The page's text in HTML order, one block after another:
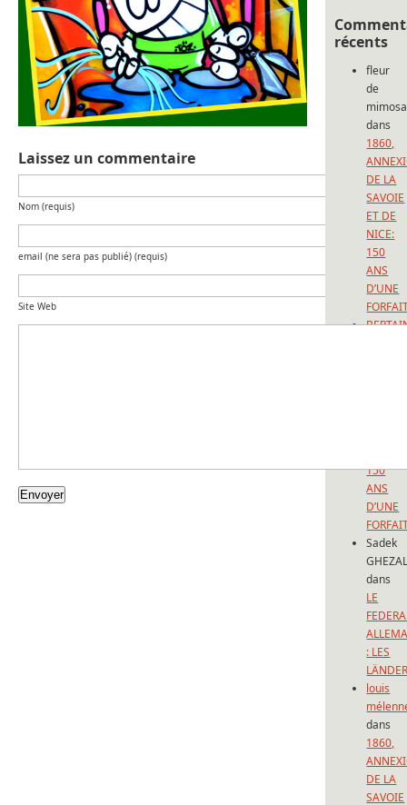
Laissez un commentaire
Nom (requis)
email (ne sera pas publié) (requis)
Site Web
récents
fleur
de
mimosa
dans
1860,
DE LA
SAVOIE
ET DE
NICE:
150
ANS
D’UNE
150
ANS
D’UNE
Sadek
dans
LE
: LES
louis
dans
1860,
DE LA
SAVOIE